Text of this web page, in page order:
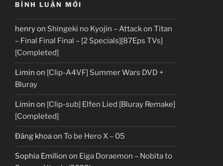
BÌNH LUẬN MỚI
henryon Shingeki no Kyojin – Attack on Titan
– Final Final Final – [2 Specials][87Eps TVs]
[Completed]
Limin on [Clip-A4VF] Summer Wars DVD +
Bluray
Limin on [Clip-sub] Elfen Lied [Bluray Remake]
[Completed]
Đăng khoaon To be Hero X – 05
Sophia Emilion on Eiga Doraemon – Nobita to